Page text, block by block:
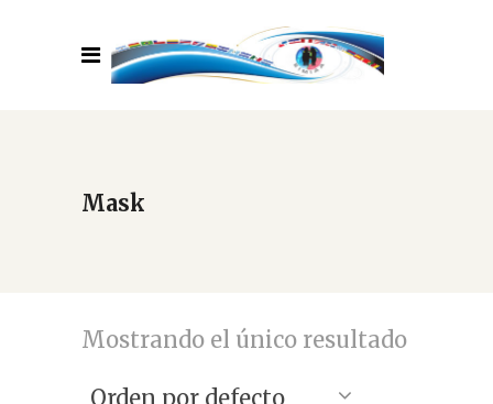
Mask
Mostrando el único resultado
Orden por defecto